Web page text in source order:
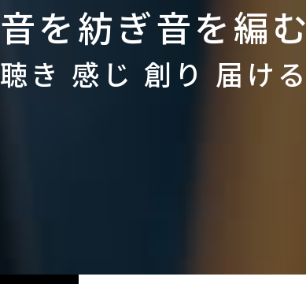
音を紡ぎ音を編む
聴き 感じ 創り 届ける